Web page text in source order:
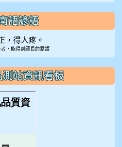
語諺語
，得人疼。
，能得到師長的愛護
測站資訊看板